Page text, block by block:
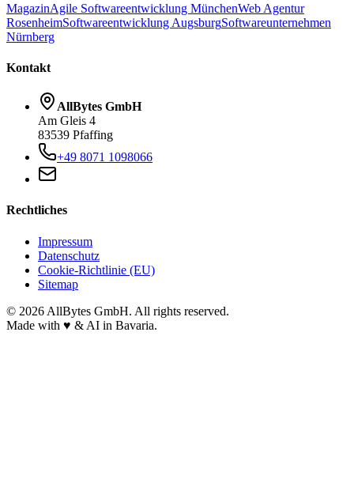
MagazinAgile Softwareentwicklung MünchenWeb Agentur
RosenheimSoftwareentwicklung AugsburgSoftwareunternehmen
Nürnberg
Kontakt
AllBytes GmbH
Am Gleis 4
83539 Pfaffing
+49 8071 1098066
Rechtliches
Impressum
Datenschutz
Cookie-Richtlinie (EU)
Sitemap
© 2026 AllBytes GmbH. All rights reserved.
Made with ♥ & AI in Bavaria.